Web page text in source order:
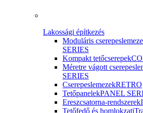
Lakossági építkezés
Moduláris
SERIES
Kompakt tetőcserepek
Méretre vágott
SERIES
CserepeslemezekRETRO
TetőpanelekPANEL
Ereszcsatorna-rendszerek
Tetőfedő és homlokzati